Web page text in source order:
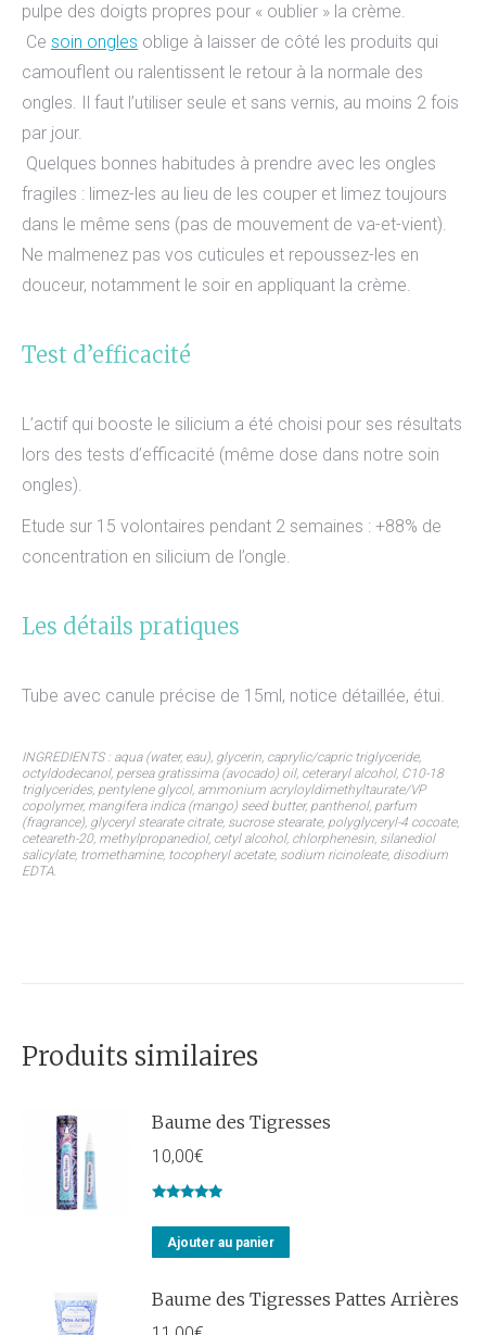
pulpe des doigts propres pour « oublier » la crème.
Ce soin ongles oblige à laisser de côté les produits qui
camouflent ou ralentissent le retour à la normale des
ongles. Il faut l’utiliser seule et sans vernis, au moins 2 fois
par jour.
Quelques bonnes habitudes à prendre avec les ongles
fragiles : limez-les au lieu de les couper et limez toujours
dans le même sens (pas de mouvement de va-et-vient).
Ne malmenez pas vos cuticules et repoussez-les en
douceur, notamment le soir en appliquant la crème.
Test d’efficacité
L’actif qui booste le silicium a été choisi pour ses résultats
lors des tests d’efficacité (même dose dans notre soin
ongles).
Etude sur 15 volontaires pendant 2 semaines : +88% de
concentration en silicium de l’ongle.
Les détails pratiques
Tube avec canule précise de 15ml, notice détaillée, étui.
INGREDIENTS : aqua (water, eau), glycerin, caprylic/capric triglyceride,
octyldodecanol, persea gratissima (avocado) oil, ceteraryl alcohol, C10-18
triglycerides, pentylene glycol, ammonium acryloyldimethyltaurate/VP
copolymer, mangifera indica (mango) seed butter, panthenol, parfum
(fragrance), glyceryl stearate citrate, sucrose stearate, polyglyceryl-4 cocoate,
ceteareth-20, methylpropanediol, cetyl alcohol, chlorphenesin, silanediol
salicylate, tromethamine, tocopheryl acetate, sodium ricinoleate, disodium
EDTA.
Produits similaires
Baume des Tigresses
10,00€
sur 5
Ajouter au panier
Baume des Tigresses Pattes Arrières